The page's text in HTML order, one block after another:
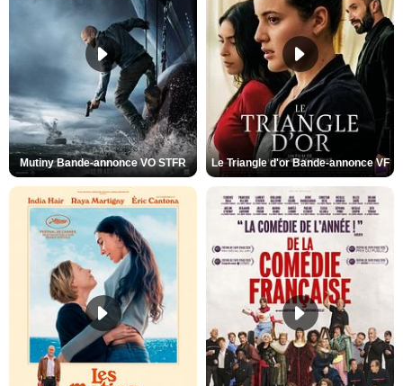
Mutiny Bande-annonce VO STFR Le Triangle d'or Bande-annonce VF